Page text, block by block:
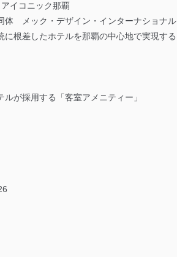
イコニック那覇
体 メック・デザイン・インターナショナル
に根差したホテルを那覇の中心地で実現する
ルが採用する「客室アメニティー」